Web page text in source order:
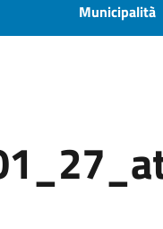
Municipalità